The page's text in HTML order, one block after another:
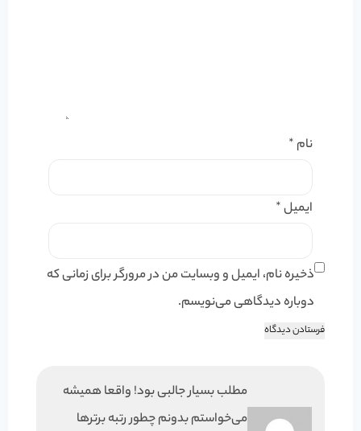
نام *
ایمیل*
ذخیره نام، ایمیل و وبسایت من در مرورگر برای زمانی که
دوباره دیدگاهی می‌نویسم.
مطلب بسیار جالبی بود! واقعا همیشه
می‌خواستم بدونم چطور رتبه برترها